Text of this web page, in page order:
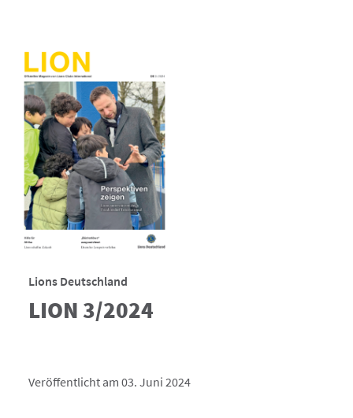
Lions Deutschland
LION 3/2024
Veröffentlicht am 03. Juni 2024